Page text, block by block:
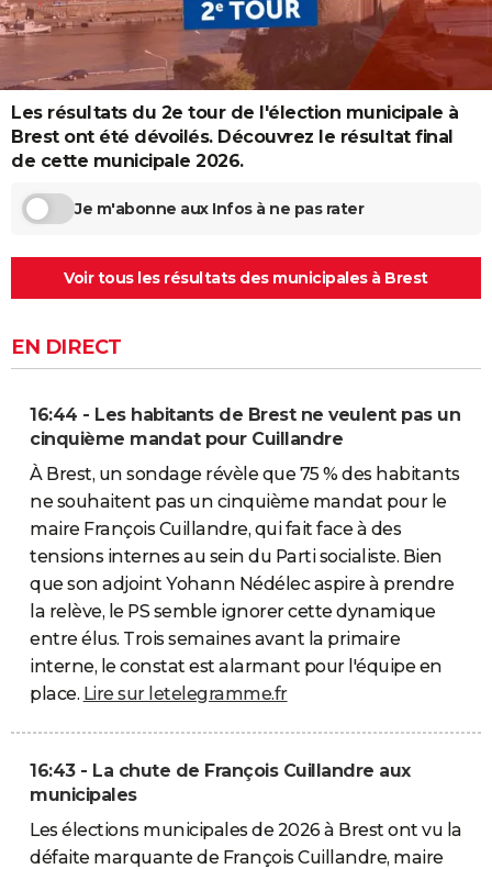
Destinations
City break
Voyage nature
Voyage de noces
Forum
Climat
+
PHOTO
GUIDES D'ACHAT
BONS PLANS
CARTE DE VOEUX
Carte de Noël
Carte Bonne année
Carte Saint-Valentin
Carte Pâques
Carte d'anniversaire
DICTIONNAIRE
AVIS DE DÉCÈS
Bricolage
Lifestyle
Culture
Sport
Auto
Television
Voyage
Cinema
Les résultats du 2e tour de l'élection municipale à
Brest ont été dévoilés. Découvrez le résultat final
de cette municipale 2026.
Je m'abonne aux Infos à ne pas rater
Voir tous les résultats des municipales à Brest
EN DIRECT
16:44 - Les habitants de Brest ne veulent pas un
cinquième mandat pour Cuillandre
À Brest, un sondage révèle que 75 % des habitants
ne souhaitent pas un cinquième mandat pour le
maire François Cuillandre, qui fait face à des
tensions internes au sein du Parti socialiste. Bien
que son adjoint Yohann Nédélec aspire à prendre
la relève, le PS semble ignorer cette dynamique
entre élus. Trois semaines avant la primaire
interne, le constat est alarmant pour l'équipe en
place. Lire sur letelegramme.fr
16:43 - La chute de François Cuillandre aux
municipales
Les élections municipales de 2026 à Brest ont vu la
défaite marquante de François Cuillandre, maire